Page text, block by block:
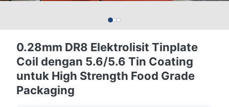
0.28mm DR8 Elektrolisit Tinplate
Coil dengan 5.6/5.6 Tin Coating
untuk High Strength Food Grade
Packaging